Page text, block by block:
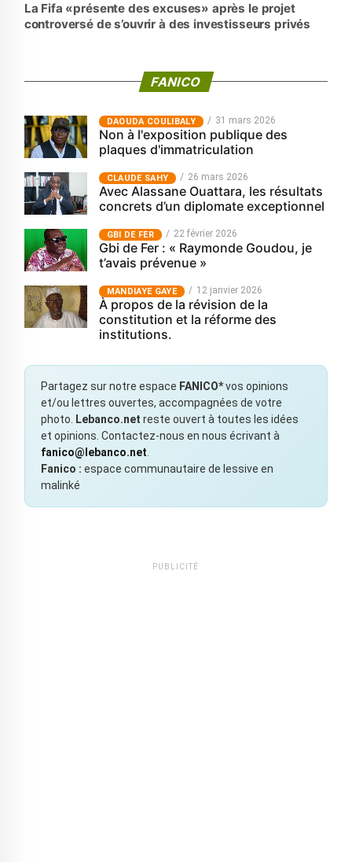
La Fifa «présente des excuses» après le projet
controversé de s’ouvrir à des investisseurs privés
FANICO
‎DAOUDA COULIBALY 31 mars 2026
Non à l'exposition publique des
plaques d'immatriculation
CLAUDE SAHY 26 mars 2026
Avec Alassane Ouattara, les résultats
concrets d’un diplomate exceptionnel
GBI DE FER 22 février 2026
Gbi de Fer : « Raymonde Goudou, je
t’avais prévenue »
MANDIAYE GAYE 12 janvier 2026
À propos de la révision de la
constitution et la réforme des
institutions.
Partagez sur notre espace FANICO*vos opinions
et/ou lettres ouvertes, accompagnées de votre
photo. Lebanco.net reste ouvert à toutes les idées
et opinions. Contactez-nous en nous écrivant à
fanico@lebanco.net.
Fanico : espace communautaire de lessive en
malinké
PUBLICITÉ